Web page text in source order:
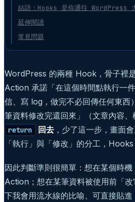
結語：Hooks 是你通往 WordPress
延伸閱讀
常見問題
WordPress 的兩種 Hook，骨子裡
Action 承諾「在這個時間點執行一
信、寫 log，做完不必回傳任何東西
筆資料修改完還回來」（文章內容
return 回去，少了這一步，畫面
「執行」與「修改」的分工，Hooks
因此判斷準則很簡單：想在某個時
Action；想在某筆資料被使用前「
下我會用流水線的比喻、可直接貼進